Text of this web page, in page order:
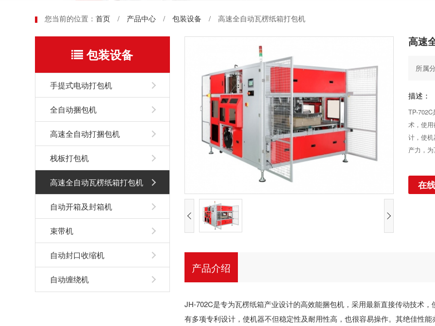
您当前的位置： 首页 / 产品中心 / 包装设备 / 高速全自动瓦楞纸箱打包机
包装设备
手提式电动打包机
全自动捆包机
高速全自动打捆包机
栈板打包机
高速全自动瓦楞纸箱打包机
自动开箱及封箱机
束带机
自动封口收缩机
自动缠绕机
高速
所属
描述：
TP-
术，使
计，使
产力，
在
产品介绍
JH-702C是专为瓦楞纸箱产业设计的高效能捆包机，采用最新直接传动技术
有多项专利设计，使机器不但稳定性及耐用性高，也很容易操作。其绝佳性